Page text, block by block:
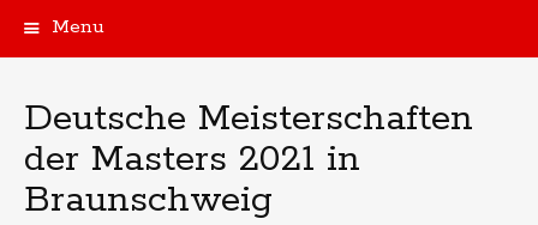
Menu
Deutsche Meisterschaften
der Masters 2021 in
Braunschweig